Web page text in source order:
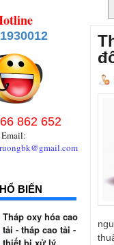
862 652
Email:
BIẾN
Tháp oxy hóa cao
tải - tháp cao tải -